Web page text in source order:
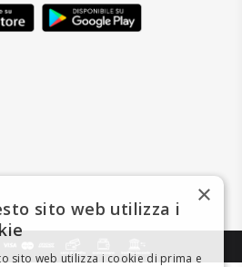
×
sito web utilizza i
sito web utilizza i cookie di prima e